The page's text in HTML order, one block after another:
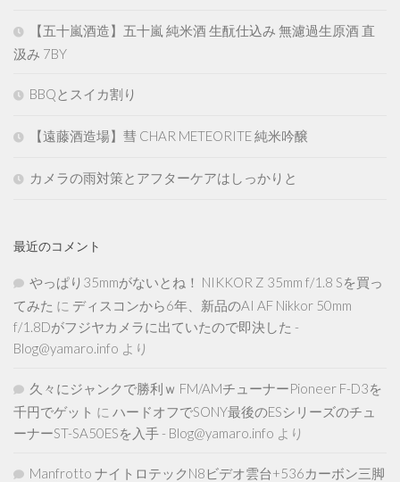
【五十嵐酒造】五十嵐 純米酒 生酛仕込み 無濾過生原酒 直
汲み 7BY
BBQとスイカ割り
【遠藤酒造場】彗 CHAR METEORITE 純米吟醸
カメラの雨対策とアフターケアはしっかりと
最近のコメント
やっぱり35mmがないとね！ NIKKOR Z 35mm f/1.8 Sを買っ
てみた に ディスコンから6年、新品のAI AF Nikkor 50mm
f/1.8Dがフジヤカメラに出ていたので即決した -
Blog@yamaro.info より
久々にジャンクで勝利ｗ FM/AMチューナーPioneer F-D3を
千円でゲット に ハードオフでSONY最後のESシリーズのチュ
ーナーST-SA50ESを入手 - Blog@yamaro.info より
Manfrotto ナイトロテックN8ビデオ雲台+536カーボン三脚